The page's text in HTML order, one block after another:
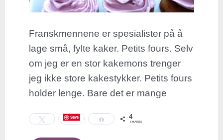
Franskmennene er spesialister på å
lage små, fylte kaker. Petits fours. Selv
om jeg er en stor kakemons trenger
jeg ikke store kakestykker. Petits fours
holder lenge. Bare det er mange
Save Share 4
SHARES